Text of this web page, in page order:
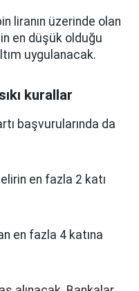
liranın üzerinde olan
en düşük olduğu
uygulanacak.
kurallar
başvurularında da
en fazla 2 katı
en fazla 4 katına